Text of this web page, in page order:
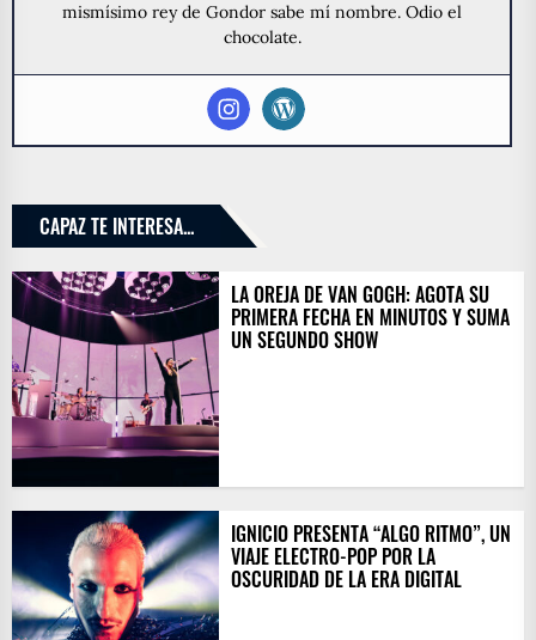
mismísimo rey de Gondor sabe mí nombre. Odio el
chocolate.
CAPAZ TE INTERESA...
LA OREJA DE VAN GOGH: AGOTA SU
PRIMERA FECHA EN MINUTOS Y SUMA
UN SEGUNDO SHOW
IGNICIO PRESENTA “ALGO RITMO”, UN
VIAJE ELECTRO-POP POR LA
OSCURIDAD DE LA ERA DIGITAL